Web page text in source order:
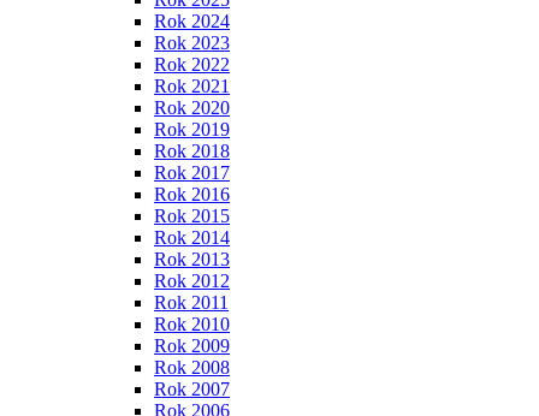
Rok 2024
Rok 2023
Rok 2022
Rok 2021
Rok 2020
Rok 2019
Rok 2018
Rok 2017
Rok 2016
Rok 2015
Rok 2014
Rok 2013
Rok 2012
Rok 2011
Rok 2010
Rok 2009
Rok 2008
Rok 2007
Rok 2006